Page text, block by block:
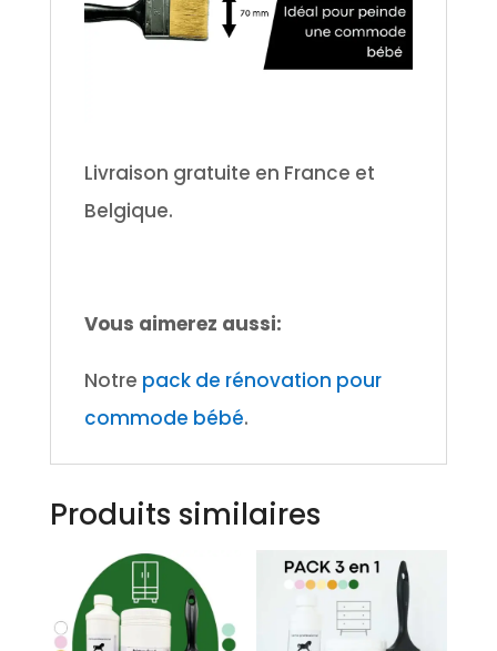
Livraison gratuite en France et
Belgique.
Vous aimerez aussi:
Notre pack de rénovation pour
commode bébé.
Produits similaires